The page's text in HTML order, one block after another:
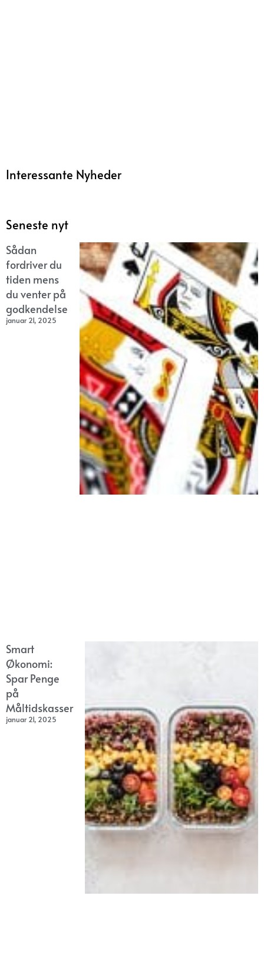
Interessante Nyheder
Seneste nyt
Sådan
fordriver du
tiden mens
du venter på
godkendelse
januar 21, 2025
Smart
Økonomi:
Spar Penge
på
Måltidskasser
januar 21, 2025